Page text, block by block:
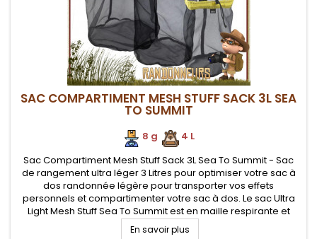
SAC COMPARTIMENT MESH STUFF SACK 3L SEA
TO SUMMIT
8 g
4 L
Sac Compartiment Mesh Stuff Sack 3L Sea To Summit - Sac
de rangement ultra léger 3 Litres pour optimiser votre sac à
dos randonnée légère pour transporter vos effets
personnels et compartimenter votre sac à dos. Le sac Ultra
Light Mesh Stuff Sea To Summit est en maille respirante et
robuste, pour ranger du matériel humide ou devant respirer
En savoir plus